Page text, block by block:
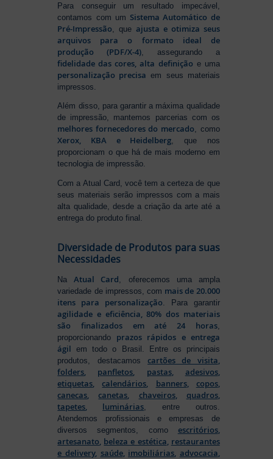
Para conseguir um resultado impecável,
contamos com um Sistema Automático de
Pré-Impressão , queajusta e otimiza seus
arquivos para o formato ideal de
produção (PDF/X-4) , assegurando a
fidelidade das cores, alta definição e uma
personalização precisa em seus materiais
impressos.
Além disso, para garantir a máxima qualidade
de impressão, mantemos parcerias com os
melhores fornecedores do mercado, como
Xerox, KBA e Heidelberg, que nos
proporcionam o que há de mais moderno em
tecnologia de impressão.
Com a Atual Card, você tem a certeza de que
seus materiais serão impressos com a mais
alta qualidade, desde a criação da arte até a
entrega do produto final.
Diversidade de Produtos para suas
Necessidades
NaAtual Card , oferecemos uma ampla
variedade de impressos, com mais de 20.000
itens para personalização . Para garantir
agilidade e eficiência, 80% dos materiais
são finalizados em até 24 horas,
proporcionando prazos rápidos e entrega
ágil em todo o Brasil. Entre os principais
produtos, destacamos cartões de visita,
folders, panfletos, pastas, adesivos,
etiquetas,calendários, banners, copos,
canecas,canetas, chaveiros, quadros,
tapetes, luminárias , entre outros.
Atendemos profissionais e empresas de
diversos segmentos, como escritórios,
artesanato, beleza e estética, restaurantes
e delivery, saúde, imobiliárias, advocacia,